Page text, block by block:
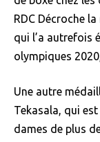
RDC Décroche
qui l’a autrefois
olympiques
Une autre
Tekasala, qui
dames de plus